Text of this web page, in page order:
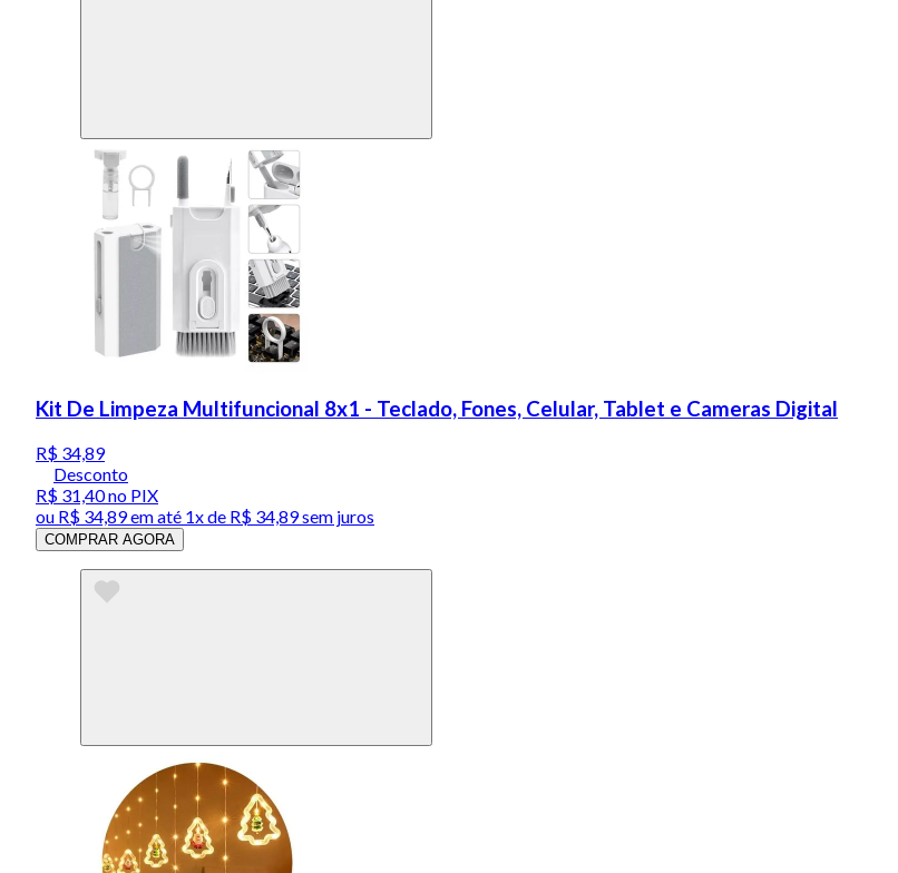
Kit De Limpeza Multifuncional 8x1 - Teclado, Fones, Celular, Tablet e Cameras Digital
R$ 34,89
Desconto
R$ 31,40no PIX
ou R$ 34,89em até 1x de R$ 34,89sem juros
COMPRAR AGORA